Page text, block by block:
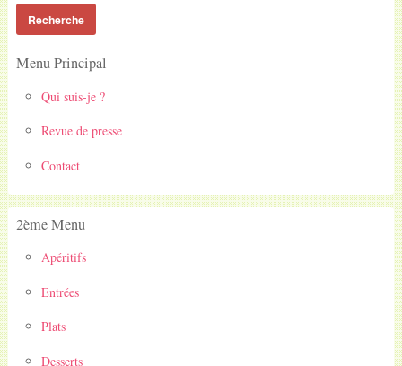
Menu Principal
Qui suis-je ?
Revue de presse
Contact
2ème Menu
Apéritifs
Entrées
Plats
Desserts